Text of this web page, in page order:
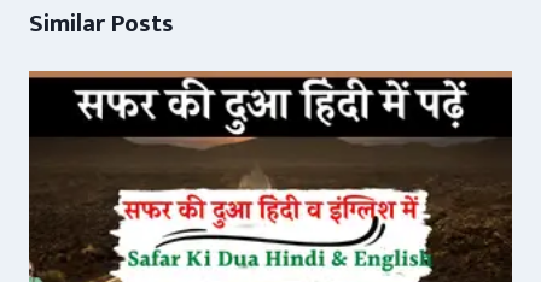
Similar Posts